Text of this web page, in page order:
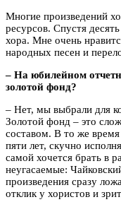
Многие произведений
ресурсов. Спустя
хора. Мне очень
народных песен и
– На юбилейном
золотой фонд?
– Нет, мы выбрали для
Золотой фонд – это
составом. В то же
пяти лет, скучно
самой хочется брать в
неугасаемые:
произведения сразу
отклик у хористов и